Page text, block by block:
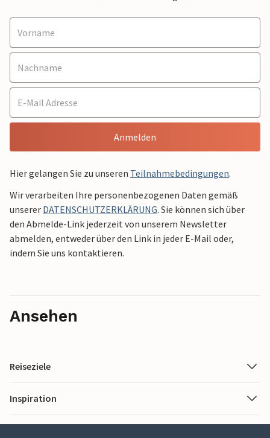
Anmelden
Hier gelangen Sie zu unseren Teilnahmebedingungen.
Wir verarbeiten Ihre personenbezogenen Daten gemäß
unserer DATENSCHUTZERKLÄRUNG. Sie können sich über
den Abmelde-Link jederzeit von unserem Newsletter
abmelden, entweder über den Link in jeder E-Mail oder,
indem Sie uns kontaktieren.
Ansehen
Reiseziele
Inspiration